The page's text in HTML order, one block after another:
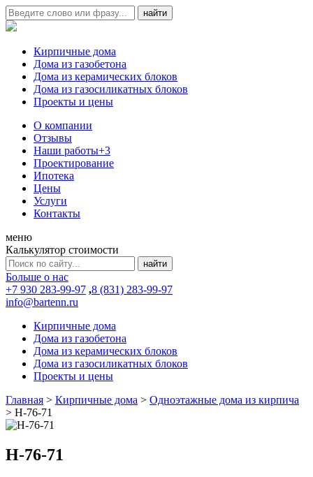
Кирпичные дома
Дома из газобетона
Дома из керамических блоков
Дома из газосиликатных блоков
Проекты и цены
О компании
Отзывы
Наши работы+3
Проектирование
Ипотека
Цены
Услуги
Контакты
меню
Калькулятор стоимости
Больше о нас
+7 930 283-99-97 ,8 (831) 283-99-97
info@bartenn.ru
Кирпичные дома
Дома из газобетона
Дома из керамических блоков
Дома из газосиликатных блоков
Проекты и цены
Главная > Кирпичные дома > Одноэтажные дома из кирпича
> Н-76-71
Н-76-71